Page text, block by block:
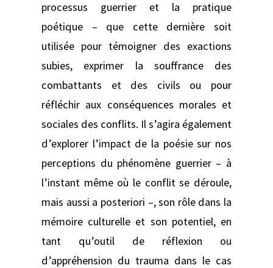
processus guerrier et la pratique
poétique – que cette dernière soit
utilisée pour témoigner des exactions
subies, exprimer la souffrance des
combattants et des civils ou pour
réfléchir aux conséquences morales et
sociales des conflits. Il s’agira également
d’explorer l’impact de la poésie sur nos
perceptions du phénomène guerrier – à
l’instant même où le conflit se déroule,
mais aussi a posteriori –, son rôle dans la
mémoire culturelle et son potentiel, en
tant qu’outil de réflexion ou
d’appréhension du trauma dans le cas